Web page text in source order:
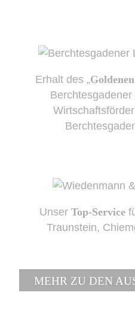
Erhalt des „
Unser Top-Service
Traunstein,
MEHR ZU DEN